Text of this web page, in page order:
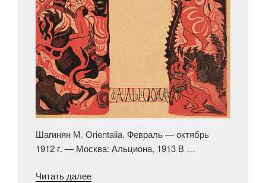
Шагинян М. Orientalia. Февраль — октябрь
1912 г. — Москва: Альциона, 1913 В …
Читать далее««Чары